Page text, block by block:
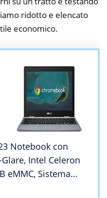
ridotto e elencato
economico.
Notebook con
Intel Celeron
eMMC, Sistema